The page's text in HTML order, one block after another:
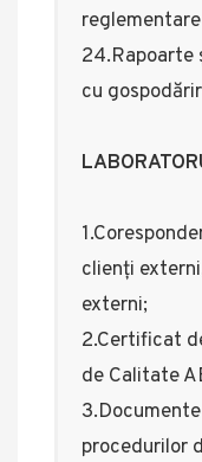
24.Rapoarte
cu
clienți
externi;
2.Certificat
de Calitate
procedurilor